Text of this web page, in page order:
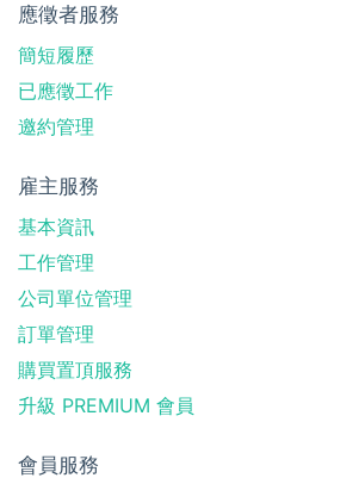
應徵者服務
簡短履歷
已應徵工作
邀約管理
雇主服務
基本資訊
工作管理
公司單位管理
訂單管理
購買置頂服務
升級 PREMIUM 會員
會員服務